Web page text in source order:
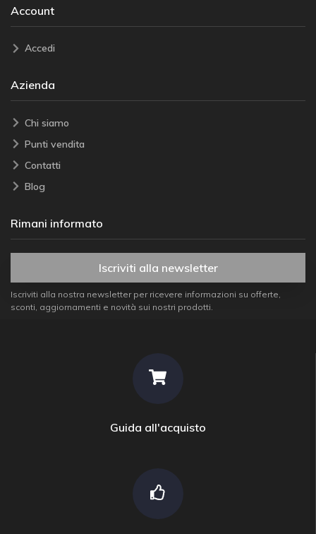
Account
Accedi
Azienda
Chi siamo
Punti vendita
Contatti
Blog
Rimani informato
Iscriviti alla newsletter
Iscriviti alla nostra newsletter per ricevere informazioni su offerte,
sconti, aggiornamenti e novità sui nostri prodotti.
Guida all'acquisto